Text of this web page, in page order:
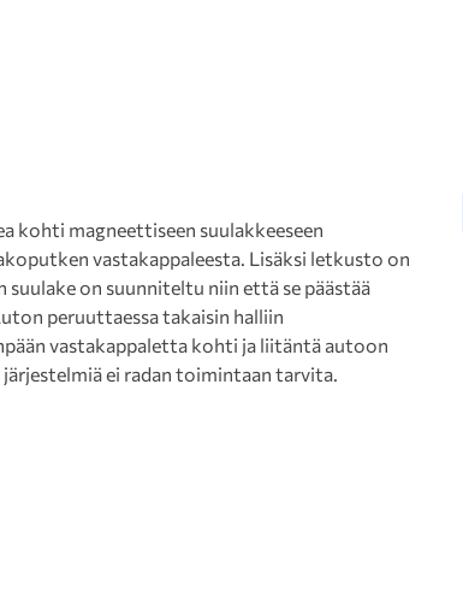
kohti magneettiseen suulakkeeseen
vastakappaleesta. Lisäksi letkusto on
on suunniteltu niin että se päästää
peruuttaessa takaisin halliin
vastakappaletta kohti ja liitäntä autoon
ei radan toimintaan tarvita.